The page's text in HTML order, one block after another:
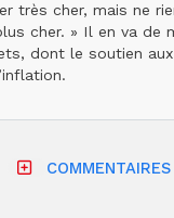
très cher, mais ne
cher. » Il en va de
dont le soutien
COMMENTAIRES